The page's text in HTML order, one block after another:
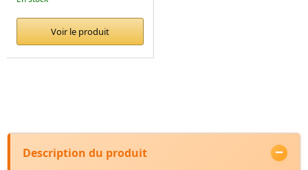
Voir le produit
Description du produit